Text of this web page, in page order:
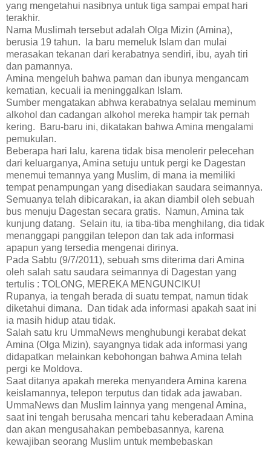
yang mengetahui nasibnya untuk tiga sampai empat hari
terakhir.
Nama Muslimah tersebut adalah Olga Mizin (Amina),
berusia 19 tahun. Ia baru memeluk Islam dan mulai
merasakan tekanan dari kerabatnya sendiri, ibu, ayah tiri
dan pamannya.
Amina mengeluh bahwa paman dan ibunya mengancam
kematian, kecuali ia meninggalkan Islam.
Sumber mengatakan abhwa kerabatnya selalau meminum
alkohol dan cadangan alkohol mereka hampir tak pernah
kering. Baru-baru ini, dikatakan bahwa Amina mengalami
pemukulan.
Beberapa hari lalu, karena tidak bisa menolerir pelecehan
dari keluarganya, Amina setuju untuk pergi ke Dagestan
menemui temannya yang Muslim, di mana ia memiliki
tempat penampungan yang disediakan saudara seimannya.
Semuanya telah dibicarakan, ia akan diambil oleh sebuah
bus menuju Dagestan secara gratis. Namun, Amina tak
kunjung datang. Selain itu, ia tiba-tiba menghilang, dia tidak
menanggapi panggilan telepon dan tak ada informasi
apapun yang tersedia mengenai dirinya.
Pada Sabtu (9/7/2011), sebuah sms diterima dari Amina
oleh salah satu saudara seimannya di Dagestan yang
tertulis : TOLONG, MEREKA MENGUNCIKU!
Rupanya, ia tengah berada di suatu tempat, namun tidak
diketahui dimana. Dan tidak ada informasi apakah saat ini
ia masih hidup atau tidak.
Salah satu kru UmmaNews menghubungi kerabat dekat
Amina (Olga Mizin), sayangnya tidak ada informasi yang
didapatkan melainkan kebohongan bahwa Amina telah
pergi ke Moldova.
Saat ditanya apakah mereka menyandera Amina karena
keislamannya, telepon terputus dan tidak ada jawaban.
UmmaNews dan Muslim lainnya yang mengenal Amina,
saat ini tengah berusaha mencari tahu keberadaan Amina
dan akan mengusahakan pembebasannya, karena
kewajiban seorang Muslim untuk membebaskan